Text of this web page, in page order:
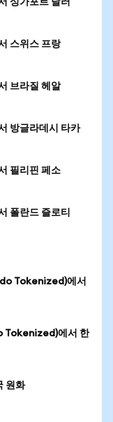
싱가포르 달러
스위스 프랑
브라질 헤알
방글라데시 타카
필리핀 페소
폴란드 즐로티
Tokenized)에서
Tokenized)에서 한
원화